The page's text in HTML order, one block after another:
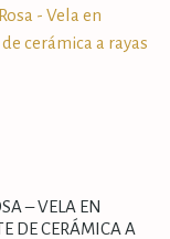
– VELA EN
DE CERÁMICA A